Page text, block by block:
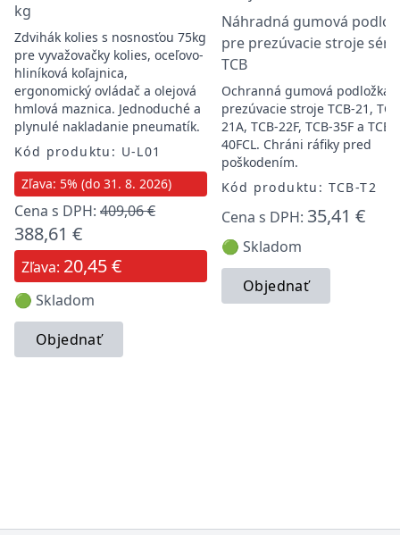
kg
Zdvihák kolies s nosnosťou 75kg
pre vyvažovačky kolies, oceľovo-
hliníková koľajnica,
ergonomický ovládač a olejová
hmlová maznica. Jednoduché a
plynulé nakladanie pneumatík.
Kód produktu: U-L01
Zľava: 5% (do 31. 8. 2026)
Cena s DPH: 409,06 €
388,61 €
Zľava: 20,45 €
🟢 Skladom
Objednať
Náhradná gumová
pre prezúvacie stroje série
TCB
Ochranná gumová podložka
prezúvacie stroje TCB-21,
21A, TCB-22F, TCB-35F a TCB-
40FCL. Chráni ráfiky pred
poškodením.
Kód produktu: TCB-T2
Cena s DPH: 35,41 €
🟢 Skladom
Objednať